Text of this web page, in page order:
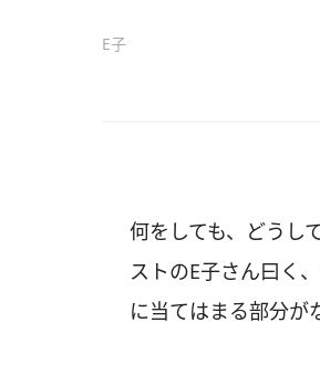
E子
何をしても、どうし
ストのE子さん曰く
に当てはまる部分が